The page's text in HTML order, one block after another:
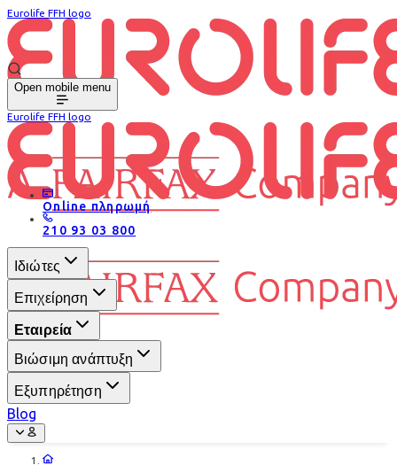
Eurolife FFH logo
Open mobile menu
Eurolife FFH logo
Online πληρωμή
210 93 03 800
Ιδιώτες
Επιχείρηση
Εταιρεία
Βιώσιμη ανάπτυξη
Εξυπηρέτηση
Blog